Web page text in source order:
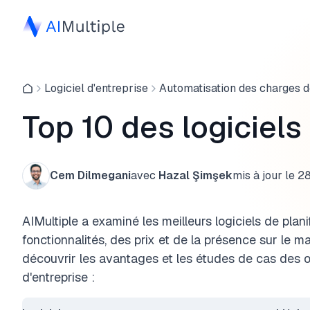
Logiciel d'entreprise Automatisation des charges
Top 10 des
Cem Dilmeganiavec Hazal Şimşekmis à jour le
AIMultiple a examiné les meilleurs logiciels de
fonctionnalités, des prix et de la présence sur le
découvrir les avantages et les études de cas des
d'entreprise :